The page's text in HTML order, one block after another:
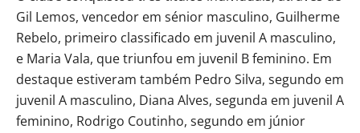
Gil Lemos, vencedor em sénior masculino, Guilherme
Rebelo, primeiro classificado em juvenil A masculino,
e Maria Vala, que triunfou em juvenil B feminino. Em
destaque estiveram também Pedro Silva, segundo em
juvenil A masculino, Diana Alves, segunda em juvenil A
feminino, Rodrigo Coutinho, segundo em júnior